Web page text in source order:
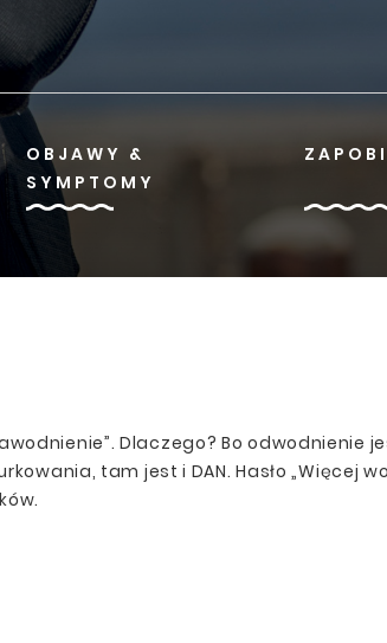
OBJAWY &
SYMPTOMY
Dlaczego? Bo odwodnienie
tam jest i DAN. Hasło „Więcej